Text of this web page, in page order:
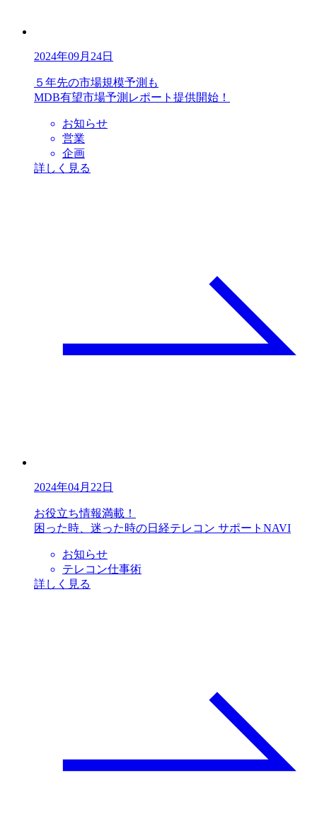
2024年09月24日
５年先の市場規模予測も
MDB有望市場予測レポート提供開始！
お知らせ
営業
企画
詳しく見る
2024年04月22日
お役立ち情報満載！
困った時、迷った時の日経テレコン サポートNAVI
お知らせ
テレコン仕事術
詳しく見る